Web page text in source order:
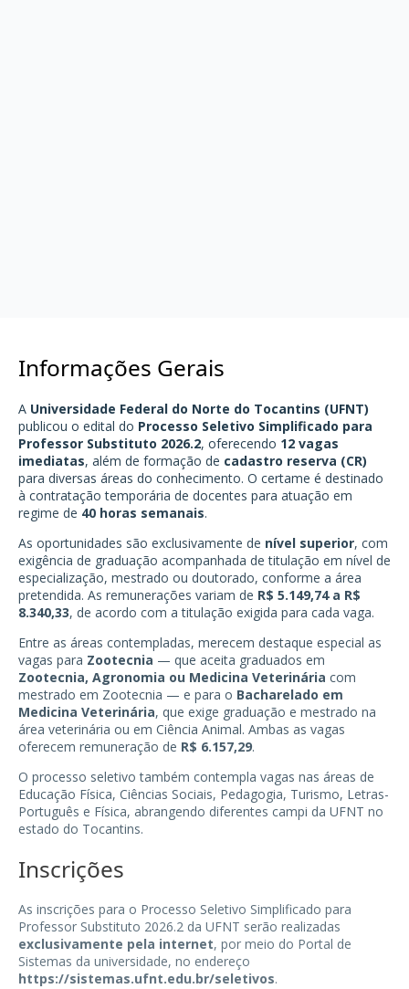
Informações Gerais
A Universidade Federal do Norte do Tocantins (UFNT)
publicou o edital do Processo Seletivo Simplificado para
Professor Substituto 2026.2, oferecendo 12 vagas
imediatas, além de formação de cadastro reserva (CR)
para diversas áreas do conhecimento. O certame é destinado
à contratação temporária de docentes para atuação em
regime de 40 horas semanais.
As oportunidades são exclusivamente de nível superior, com
exigência de graduação acompanhada de titulação em nível de
especialização, mestrado ou doutorado, conforme a área
pretendida. As remunerações variam de R$ 5.149,74 a R$
8.340,33, de acordo com a titulação exigida para cada vaga.
Entre as áreas contempladas, merecem destaque especial as
vagas para Zootecnia — que aceita graduados em
Zootecnia, Agronomia ou Medicina Veterinária com
mestrado em Zootecnia — e para o Bacharelado em
Medicina Veterinária, que exige graduação e mestrado na
área veterinária ou em Ciência Animal. Ambas as vagas
oferecem remuneração de R$ 6.157,29.
O processo seletivo também contempla vagas nas áreas de
Educação Física, Ciências Sociais, Pedagogia, Turismo, Letras-
Português e Física, abrangendo diferentes campi da UFNT no
estado do Tocantins.
Inscrições
As inscrições para o Processo Seletivo Simplificado para
Professor Substituto 2026.2 da UFNT serão realizadas
exclusivamente pela internet, por meio do Portal de
Sistemas da universidade, no endereço
https://sistemas.ufnt.edu.br/seletivos.